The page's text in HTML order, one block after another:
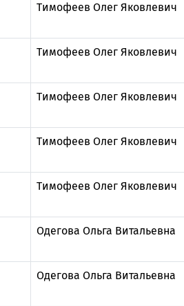
Тимофеев Олег Яковлевич
Тимофеев Олег Яковлевич
Тимофеев Олег Яковлевич
Тимофеев Олег Яковлевич
Тимофеев Олег Яковлевич
Одегова Ольга Витальевна
Одегова Ольга Витальевна